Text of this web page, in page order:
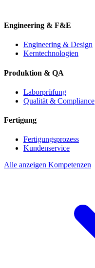
Engineering & F&E
Engineering & Design
Kerntechnologien
Produktion & QA
Laborprüfung
Qualität & Compliance
Fertigung
Fertigungsprozess
Kundenservice
Alle anzeigen Kompetenzen